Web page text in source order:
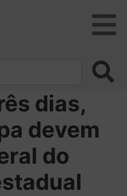
dias,
devem
do